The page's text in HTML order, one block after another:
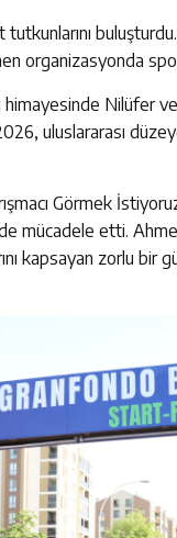
buluşturdu.
organizasyonda
himayesinde Nilüfer
uluslararası
Görmek
mücadele etti. Ahmet
kapsayan zorlu bir